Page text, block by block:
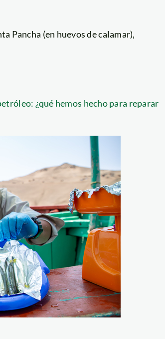
Pancha (en huevos de calamar),
¿qué hemos hecho para reparar